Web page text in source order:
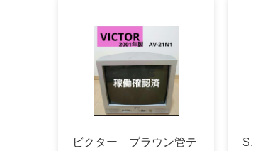
ビクター ブラウン管テ